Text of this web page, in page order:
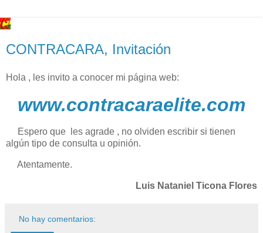
CONTRACARA, Invitación
Hola , les invito a conocer mi página web:
www.contracaraelite.com
Espero que les agrade , no olviden escribir si tienen
algún tipo de consulta u opinión.
Atentamente.
Luis Nataniel Ticona Flores
No hay comentarios: